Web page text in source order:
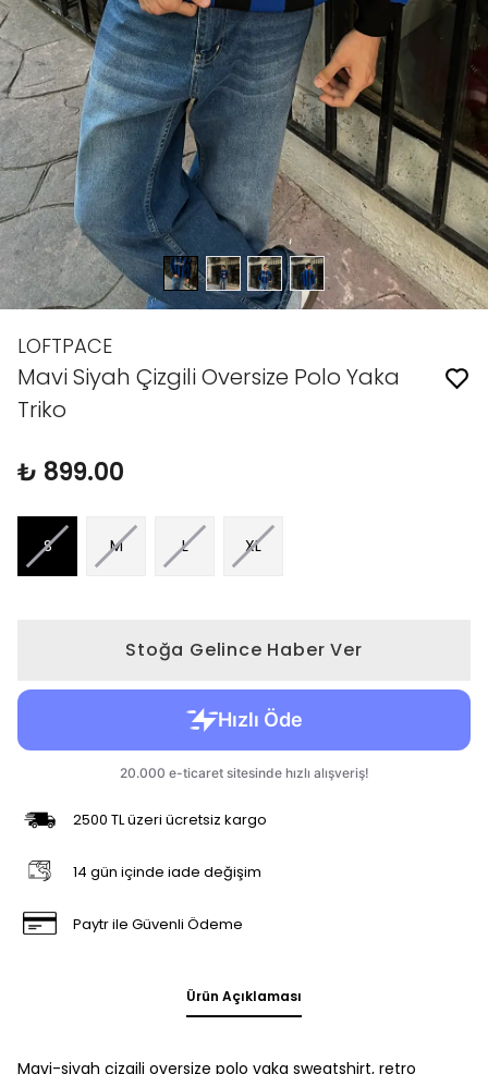
LOFTPACE
Mavi Siyah Çizgili Oversize Polo Yaka
Triko
₺ 899.00
S M L XL
Stoğa Gelince Haber Ver
2500 TL üzeri ücretsiz kargo
14 gün içinde iade değişim
Paytr ile Güvenli Ödeme
Ürün Açıklaması
Mavi-siyah çizgili oversize polo yaka sweatshirt, retro